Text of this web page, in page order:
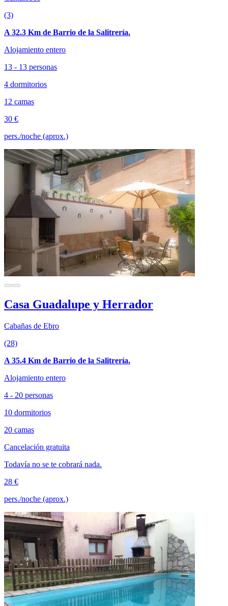
(3)
A 32.3 Km de Barrio de la Salitrería.
Alojamiento entero
13 - 13 personas
4 dormitorios
12 camas
30 €
pers./noche (aprox.)
Casa Guadalupe y Herrador
Cabañas de Ebro
(28)
A 35.4 Km de Barrio de la Salitrería.
Alojamiento entero
4 - 20 personas
10 dormitorios
20 camas
Cancelación gratuita
Todavía no se te cobrará nada.
28 €
pers./noche (aprox.)